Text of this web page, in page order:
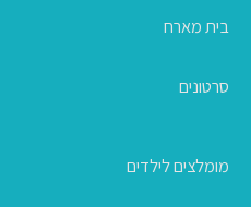
בית מארח
סרטונים
מומלצים לילדים